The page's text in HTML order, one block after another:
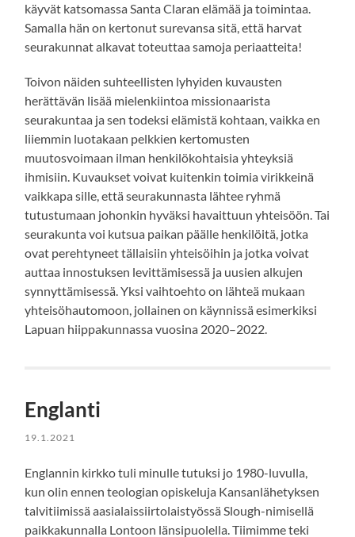
käyvät katsomassa Santa Claran elämää ja toimintaa.
Samalla hän on kertonut surevansa sitä, että harvat
seurakunnat alkavat toteuttaa samoja periaatteita!
Toivon näiden suhteellisten lyhyiden kuvausten
herättävän lisää mielenkiintoa missionaarista
seurakuntaa ja sen todeksi elämistä kohtaan, vaikka en
liiemmin luotakaan pelkkien kertomusten
muutosvoimaan ilman henkilökohtaisia yhteyksiä
ihmisiin. Kuvaukset voivat kuitenkin toimia virikkeinä
vaikkapa sille, että seurakunnasta lähtee ryhmä
tutustumaan johonkin hyväksi havaittuun yhteisöön. Tai
seurakunta voi kutsua paikan päälle henkilöitä, jotka
ovat perehtyneet tällaisiin yhteisöihin ja jotka voivat
auttaa innostuksen levittämisessä ja uusien alkujen
synnyttämisessä. Yksi vaihtoehto on lähteä mukaan
yhteisöhautomoon, jollainen on käynnissä esimerkiksi
Lapuan hiippakunnassa vuosina 2020–2022.
Englanti
19.1.2021
Englannin kirkko tuli minulle tutuksi jo 1980-luvulla,
kun olin ennen teologian opiskeluja Kansanlähetyksen
talvitiimissä aasialaissiirtolaistyössä Slough-nimisellä
paikkakunnalla Lontoon länsipuolella. Tiimimme teki